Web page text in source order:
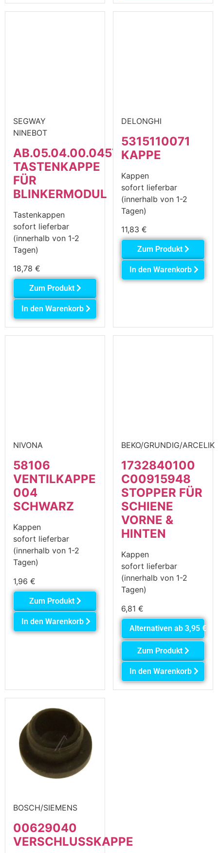
SEGWAY
NINEBOT
AB.05.04.00.0457
TASTENKAPPE
FÜR
BLINKERMODUL
Tastenkappen
sofort lieferbar
(innerhalb von 1-2
Tagen)
18,78 €
Zum Produkt
In den Warenkorb
DELONGHI
5315110071
KAPPE
Kappen
sofort lieferbar
(innerhalb von 1-2
Tagen)
11,83 €
Zum Produkt
In den Warenkorb
NIVONA
58106
VENTILKAPPE
004
SCHWARZ
Kappen
sofort lieferbar
(innerhalb von 1-2
Tagen)
1,96 €
Zum Produkt
In den Warenkorb
BEKO/GRUNDIG/ARCELIK
1732840100
C00915948
STOPPER FÜR
SCHIENE
VORNE &
HINTEN
Kappen
sofort lieferbar
(innerhalb von 1-2
Tagen)
6,81 €
Alternativen ab 3,95 €
Zum Produkt
In den Warenkorb
BOSCH/SIEMENS
00629040
VERSCHLUSSKAPPE